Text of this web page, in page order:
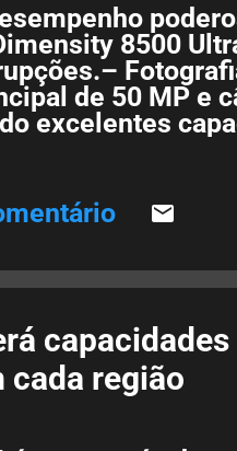
8500
de 50 MP e
excelentes
tela AMOLED
de 2756×1268
–
cada região